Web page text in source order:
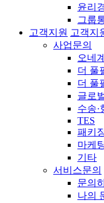
윤리
그룹
고객지원 고객지
사업문의
오네
더 풀
더 풀
글로
수송·
TES
패키
마케
기타
서비스문의
문의
나의